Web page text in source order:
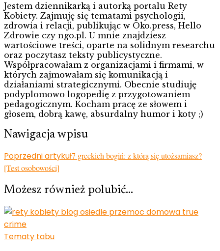
Jestem dziennikarką i autorką portalu Rety
Kobiety. Zajmuję się tematami psychologii,
zdrowia i relacji, publikując w Oko.press, Hello
Zdrowie czy ngo.pl. U mnie znajdziesz
wartościowe treści, oparte na solidnym researchu
oraz poczytasz teksty publicystyczne.
Współpracowałam z organizacjami i firmami, w
których zajmowałam się komunikacją i
działaniami strategicznymi. Obecnie studiuję
podyplomowo logopedię z przygotowaniem
pedagogicznym. Kocham pracę ze słowem i
głosem, dobrą kawę, absurdalny humor i koty ;)
Nawigacja wpisu
Poprzedni artykuł7 greckich bogiń: z którą się utożsamiasz?
[Test osobowości]
Możesz również polubić…
Tematy tabu